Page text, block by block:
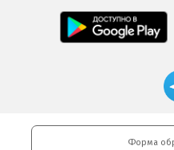
загрузить
в
App
Мобильное
приложение
Салоны
Форма